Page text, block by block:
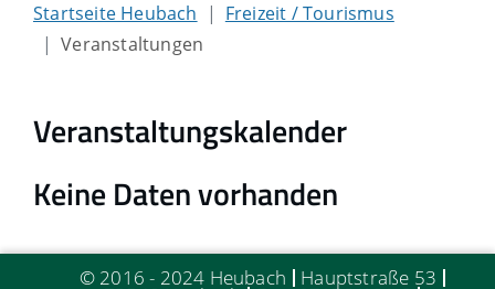
Startseite Heubach
Freizeit / Tourismus
Veranstaltungen
Veranstaltungskalender
Keine Daten vorhanden
© 2016 - 2024 Heubach Hauptstraße 53